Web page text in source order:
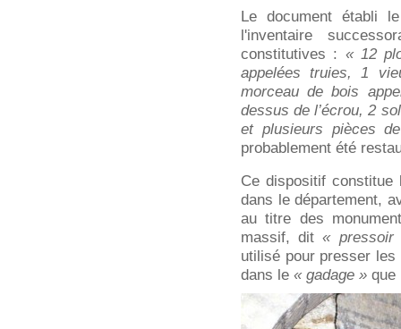
Le document établi
l'inventaire
constitutives : « 12
appelées truies, 1
morceau de bois
dessus de l’écrou, 2
et plusieurs pièces
probablement été
Ce dispositif constitue
dans le département,
au titre des
massif, dit« pressoir
utilisé pour presser
dans le « gadage » que